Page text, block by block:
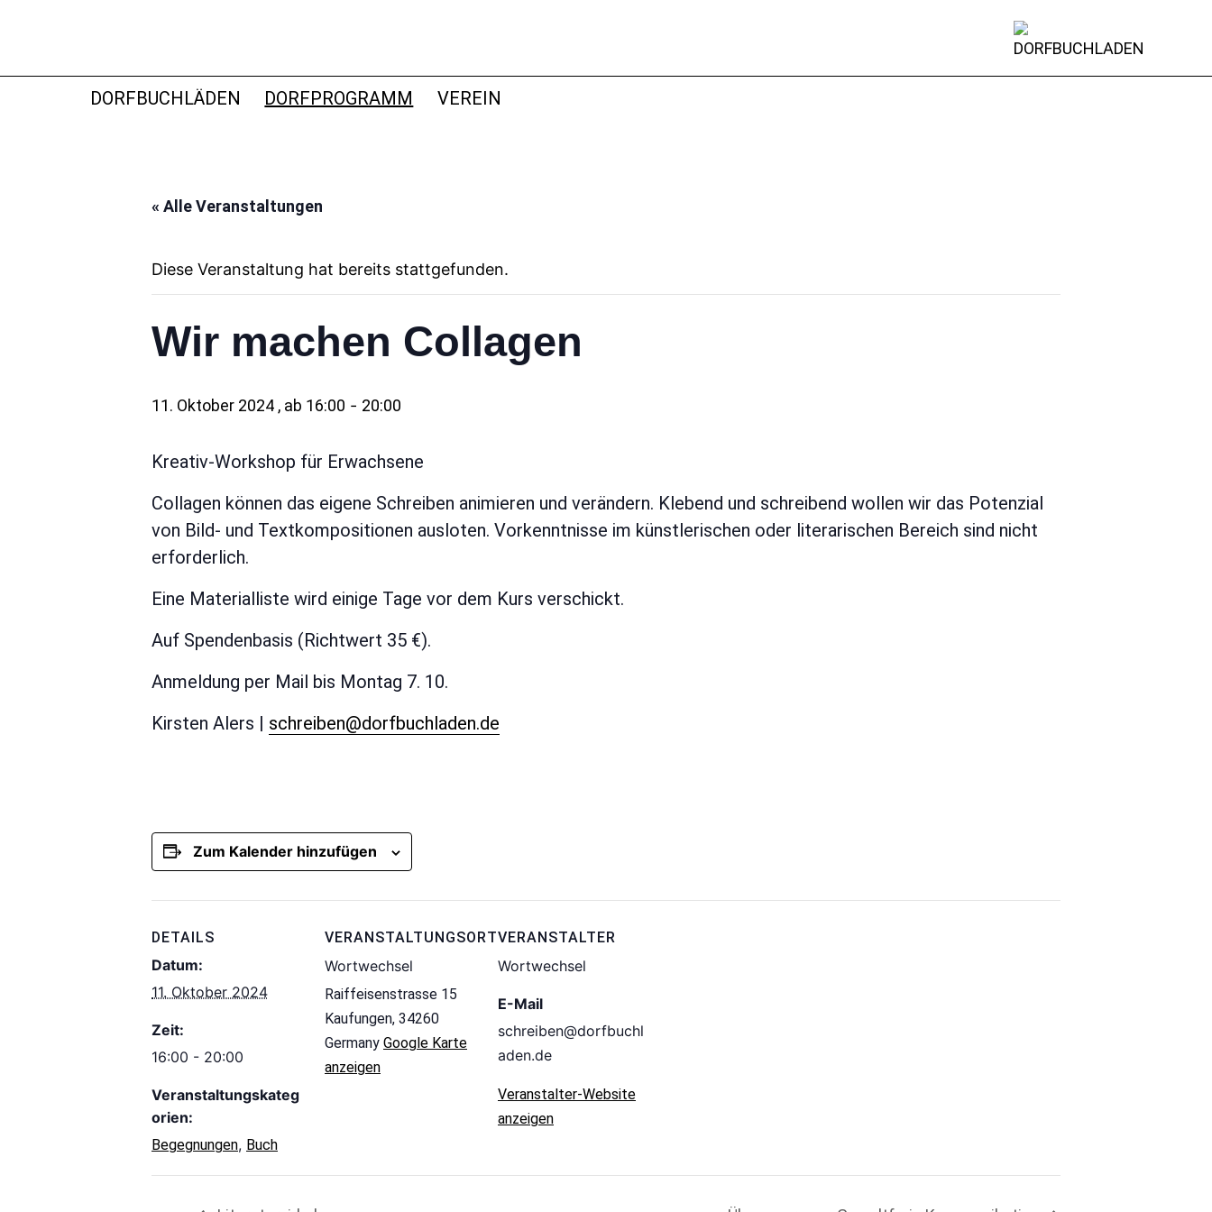
DORFBUCHLADEN
DORFBUCHLÄDEN DORFPROGRAMM VEREIN
« Alle Veranstaltungen
Diese Veranstaltung hat bereits stattgefunden.
Wir machen Collagen
11. Oktober 2024 , ab 16:00 - 20:00
Kreativ-Workshop für Erwachsene
Collagen können das eigene Schreiben animieren und verändern. Klebend und schreibend wollen wir das Potenzial
von Bild- und Textkompositionen ausloten. Vorkenntnisse im künstlerischen oder literarischen Bereich sind nicht
erforderlich.
Eine Materialliste wird einige Tage vor dem Kurs verschickt.
Auf Spendenbasis (Richtwert 35 €).
Anmeldung per Mail bis Montag 7. 10.
Kirsten Alers | schreiben@dorfbuchladen.de
Zum Kalender hinzufügen
DETAILS
Datum:
11. Oktober 2024
Zeit:
16:00 - 20:00
Veranstaltungskateg
orien:
Begegnungen, Buch
VERANSTALTUNGSORT
Wortwechsel
Raiffeisenstrasse 15
Kaufungen, 34260
Germany Google Karte
anzeigen
VERANSTALTER
Wortwechsel
E-Mail
schreiben@dorfbuchl
aden.de
Veranstalter-Website
anzeigen